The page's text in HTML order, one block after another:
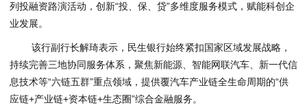
列投融资路演活动，创新“投、保、贷”多维度服务模式，赋能科创企
业发展。
该行副行长解琦表示，民生银行始终紧扣国家区域发展战略，
持续完善三地协同服务体系，聚焦新能源、智能网联汽车、新一代信
息技术等“六链五群”重点领域，提供覆汽车产业链全生命周期的“供
应链+产业链+资本链+生态圈”综合金融服务。